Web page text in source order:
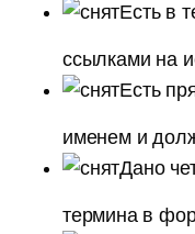
Есть в
ссылками на
Есть
именем и
Дано
термина в